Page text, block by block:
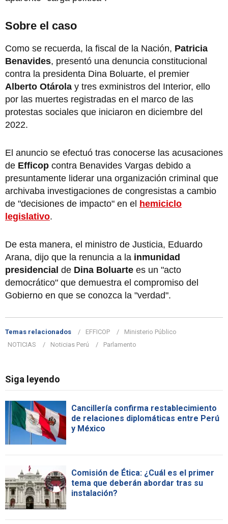
Sobre el caso
Como se recuerda, la fiscal de la Nación, Patricia
Benavides, presentó una denuncia constitucional
contra la presidenta Dina Boluarte, el premier
Alberto Otárola y tres exministros del Interior, ello
por las muertes registradas en el marco de las
protestas sociales que iniciaron en diciembre del
2022.
El anuncio se efectuó tras conocerse las acusaciones
de Efficop contra Benavides Vargas debido a
presuntamente liderar una organización criminal que
archivaba investigaciones de congresistas a cambio
de "decisiones de impacto" en el hemiciclo
legislativo.
De esta manera, el ministro de Justicia, Eduardo
Arana, dijo que la renuncia a la inmunidad
presidencial de Dina Boluarte es un "acto
democrático" que demuestra el compromiso del
Gobierno en que se conozca la "verdad".
Temas relacionados EFFICOP
Ministerio Público
NOTICIAS
Noticias Perú Parlamento
Siga leyendo
Cancillería confirma restablecimiento
de relaciones diplomáticas entre Perú
y México
Comisión de Ética: ¿Cuál es el primer
tema que deberán abordar tras su
instalación?